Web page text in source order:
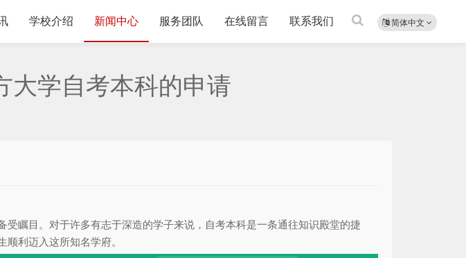
简体中文
学校介绍 新闻中心 服务团队 在线留言 联系我们
大学自考本科的申请
瞩目。对于许多有志于深造的学子来说，自考本科是一条通往知识殿堂的捷
利迈入这所知名学府。